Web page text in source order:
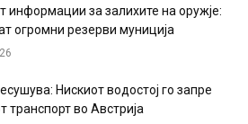
информации за залихите на оружје:
огромни резерви муниција
Нискиот водостој го запре
транспорт во Австрија